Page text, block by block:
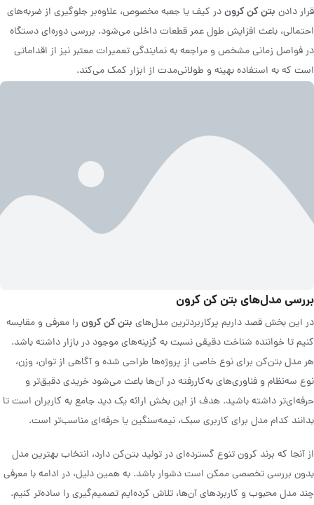
قرار دادن بتن کن کروندر کیف یا جعبه مخصوص، علاوه‌بر جلوگیری از ضربه‌های
احتمالی، باعث افزایش طول عمر قطعات داخلی می‌شود. بررسی دوره‌ای دستگاه
در فواصل زمانی مشخص و مراجعه به نمایندگی تعمیرات معتبر نیز از اقداماتی
است که به استفاده بهینه و طولانی‌مدت از ابزار کمک می‌کند.
بررسی مدل‌های بتن کن کرون
در این بخش قصد داریم پرکاربردترین مدل‌های بتن کن کرون را معرفی و مقایسه
کنیم تا خواننده شناخت دقیقی نسبت به گزینه‌های موجود در بازار داشته باشد.
هر مدل بتن‌کن برای نوع خاصی از پروژه‌ها طراحی شده و آگاهی از توان، وزن،
نوع سه‌نظام و فناوری‌های به‌کاررفته در آن‌ها باعث می‌شود خریدی دقیق‌تر و
حرفه‌ای‌تر داشته باشید. هدف از این بخش ارائه یک دید جامع به کاربران است تا
بدانند کدام مدل برای کاربری سبک، نیمه‌سنگین یا حرفه‌ای مناسب‌تر است.
از آنجا که برند کرون تنوع گسترده‌ای در تولید بتن‌کن دارد، انتخاب بهترین مدل
بدون بررسی تخصصی ممکن است دشوار باشد. به همین دلیل، در ادامه با معرفی
چند مدل محبوب و کاربردهای آن‌ها، تلاش کرده‌ایم تصمیم‌گیری را ساده‌تر کنیم.